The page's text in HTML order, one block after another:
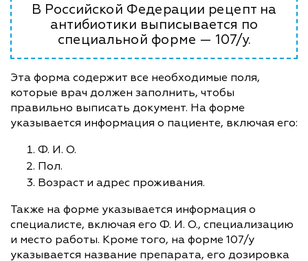
В Российской Федерации рецепт на
антибиотики выписывается по
специальной форме — 107/у.
Эта форма содержит все необходимые поля,
которые врач должен заполнить, чтобы
правильно выписать документ. На форме
указывается информация о пациенте, включая его:
Ф. И. О.
Пол.
Возраст и адрес проживания.
Также на форме указывается информация о
специалисте, включая его Ф. И. О., специализацию
и место работы. Кроме того, на форме 107/у
указывается название препарата, его дозировка